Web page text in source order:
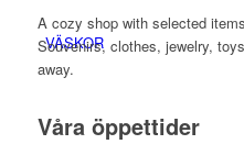
VÄSKOR
A cozy shop with selected
Souvenirs, clothes, jewelry,
away.
Våra öppettider